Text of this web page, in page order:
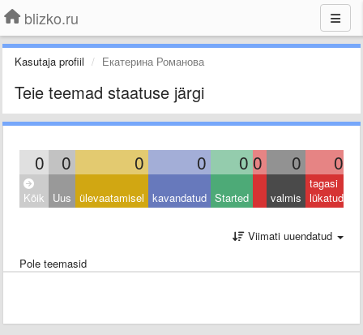
blizko.ru
Kasutaja profiil Екатерина Романова
Teie teemad staatuse järgi
0 0 0 0 0 0 0 0
Kõik Uus ülevaatamisel kavandatud Started valmis
tagasi
lükatud
Viimati uuendatud
Pole teemasid